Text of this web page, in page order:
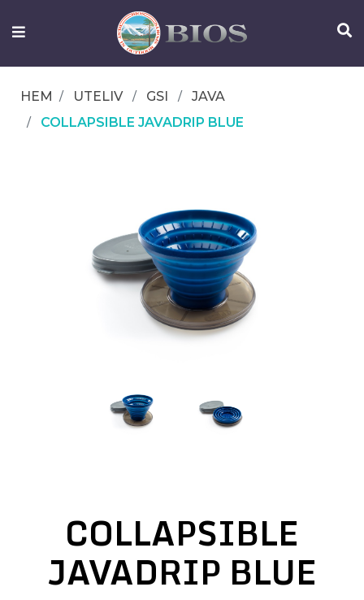
FISKEUTRUSTNING
OM
IFISH
HEM UTELIV GSI
JAVA
COLLAPSIBLE JAVADRIP BLUE
COLLAPSIBLE
JAVADRIP BLUE